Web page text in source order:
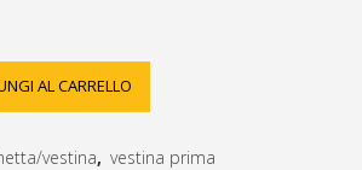
AL CARRELLO
vestina, vestina prima